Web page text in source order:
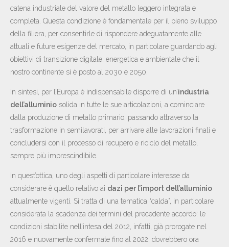
catena industriale del valore del metallo leggero integrata e
completa. Questa condizione è fondamentale per il pieno sviluppo
della filiera, per consentirle di rispondere adeguatamente alle
attuali e future esigenze del mercato, in particolare guardando agli
obiettivi di transizione digitale, energetica e ambientale che il
nostro continente si è posto al 2030 e 2050.
In sintesi, per l’Europa è indispensabile disporre di un’industria
dell’alluminio solida in tutte le sue articolazioni, a cominciare
dalla produzione di metallo primario, passando attraverso la
trasformazione in semilavorati, per arrivare alle lavorazioni finali e
concludersi con il processo di recupero e riciclo del metallo,
sempre più imprescindibile.
In quest’ottica, uno degli aspetti di particolare interesse da
considerare è quello relativo ai dazi per l’import dell’alluminio
attualmente vigenti. Si tratta di una tematica “calda”, in particolare
considerata la scadenza dei termini del precedente accordo: le
condizioni stabilite nell’intesa del 2012, infatti, già prorogate nel
2016 e nuovamente confermate fino al 2022, dovrebbero ora